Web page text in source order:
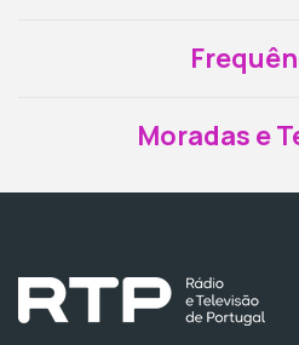
Moradas e